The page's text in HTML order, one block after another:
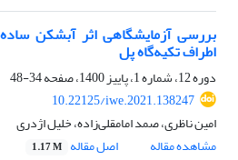
بررسی آزمایشگاهی اثر آبشکن
اطراف تکیه‌گاه پل
دوره 12، شماره 1، پاییز 1400، صفحه
34-48
10.22125/iwe.2021.138247
امین ناظری، صمد امامقلی‌زاده، خلیل اژدری
مشاهده مقاله
اصل مقاله 1.17 M